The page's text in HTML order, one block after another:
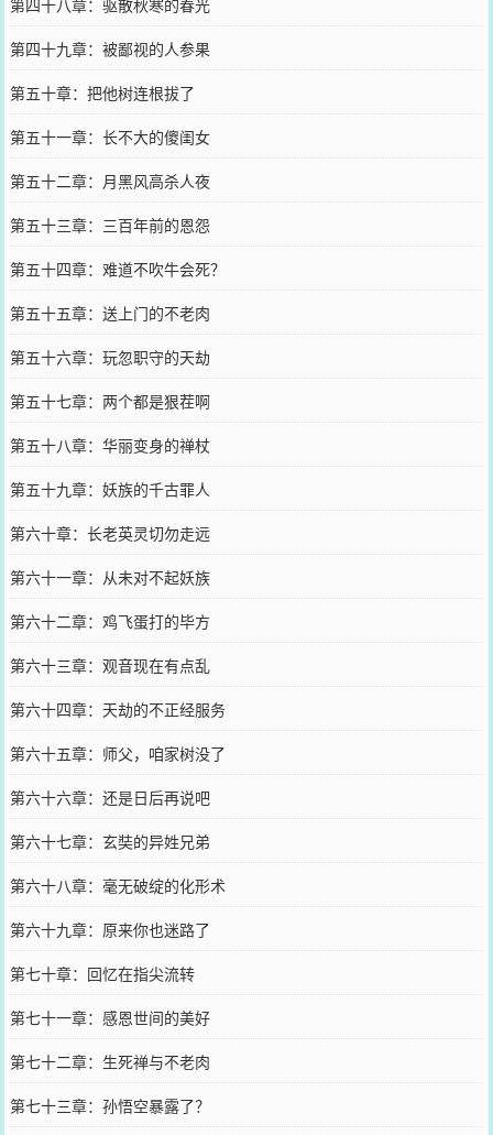
第四十九章：被鄙视的人参果
第五十章：把他树连根拔了
第五十一章：长不大的傻闺女
第五十二章：月黑风高杀人夜
第五十三章：三百年前的恩怨
第五十四章：难道不吹牛会死？
第五十五章：送上门的不老肉
第五十六章：玩忽职守的天劫
第五十七章：两个都是狠茬啊
第五十八章：华丽变身的禅杖
第五十九章：妖族的千古罪人
第六十章：长老英灵切勿走远
第六十一章：从未对不起妖族
第六十二章：鸡飞蛋打的毕方
第六十三章：观音现在有点乱
第六十四章：天劫的不正经服务
第六十五章：师父，咱家树没了
第六十六章：还是日后再说吧
第六十七章：玄奘的异姓兄弟
第六十八章：毫无破绽的化形术
第六十九章：原来你也迷路了
第七十章：回忆在指尖流转
第七十一章：感恩世间的美好
第七十二章：生死禅与不老肉
第七十三章：孙悟空暴露了？